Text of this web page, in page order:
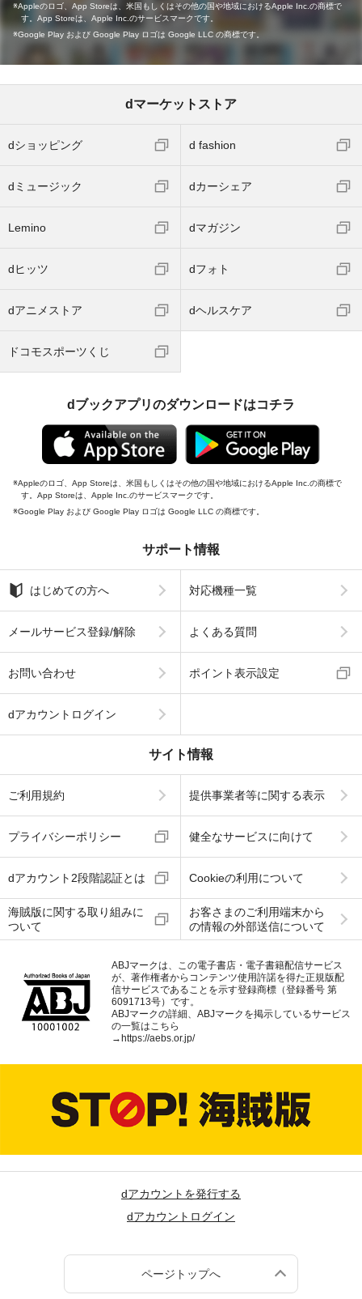
Appleのロゴ、App Storeは、米国もしくはその他の国や地域におけるApple Inc.の商標で
す。App Storeは、Apple Inc.のサービスマークです。
Google Play および Google Play ロゴは Google LLC の商標です。
dマーケットストア
dショッピング d fashion
dミュージック dカーシェア
Lemino dマガジン
dヒッツ dフォト
dアニメストア dヘルスケア
ドコモスポーツくじ
dブックアプリのダウンロードはコチラ
Appleのロゴ、App Storeは、米国もしくはその他の国や地域におけるApple Inc.の商標で
す。App Storeは、Apple Inc.のサービスマークです。
Google Play および Google Play ロゴは Google LLC の商標です。
サポート情報
はじめての方へ 対応機種一覧
メールサービス登録/解除 よくある質問
お問い合わせ ポイント表示設定
dアカウントログイン
サイト情報
ご利用規約 提供事業者等に関する表示
プライバシーポリシー 健全なサービスに向けて
dアカウント2段階認証とは Cookieの利用について
海賊版に関する取り組みに
ついて
お客さまのご利用端末から
の情報の外部送信について
ABJマークは、この電子書店・電子書籍配信サービス
が、著作権者からコンテンツ使用許諾を得た正規版配
信サービスであることを示す登録商標（登録番号 第
6091713号）です。
ABJマークの詳細、ABJマークを掲示しているサービス
の一覧はこちら
→https://aebs.or.jp/
dアカウントを発行する
dアカウントログイン
ページトップへ